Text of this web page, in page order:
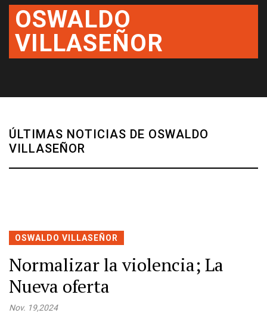
OSWALDO
VILLASEÑOR
ÚLTIMAS NOTICIAS DE OSWALDO
VILLASEÑOR
OSWALDO VILLASEÑOR
Normalizar la violencia; La
Nueva oferta
Nov. 19,2024